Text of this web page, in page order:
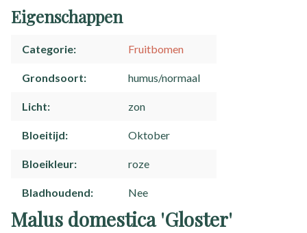
Eigenschappen
Categorie Fruitbomen
Grondsoort humus/normaal
Licht zon
Bloeitijd Oktober
Bloeikleur roze
Bladhoudend Nee
Malus domestica 'Gloster'